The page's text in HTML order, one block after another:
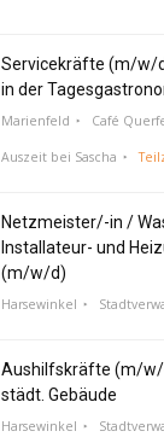
Servicekräfte (m/w/
in der
Marienfeld Café
Auszeit bei Sascha
Netzmeister/-in /
Installateur- und
(m/w/d)
Harsewinkel
Aushilfskräfte (m/w/
städt. Gebäude
Harsewinkel